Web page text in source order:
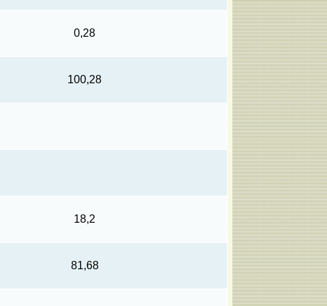
0,28
100,28
18,2
81,68